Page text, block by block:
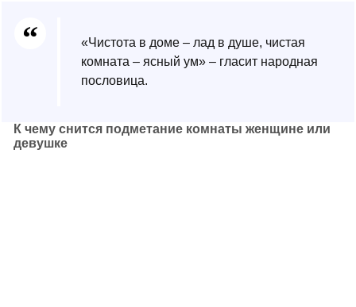
«Чистота в доме – лад в душе, чистая
комната – ясный ум» – гласит народная
пословица.
К чему снится подметание комнаты женщине или
девушке